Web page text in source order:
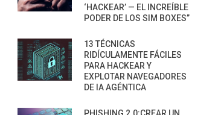
‘HACKEAR’ — EL INCREÍBLE
PODER DE LOS SIM BOXES”
13 TÉCNICAS
RIDÍCULAMENTE FÁCILES
PARA HACKEAR Y
EXPLOTAR NAVEGADORES
DE IA AGÉNTICA